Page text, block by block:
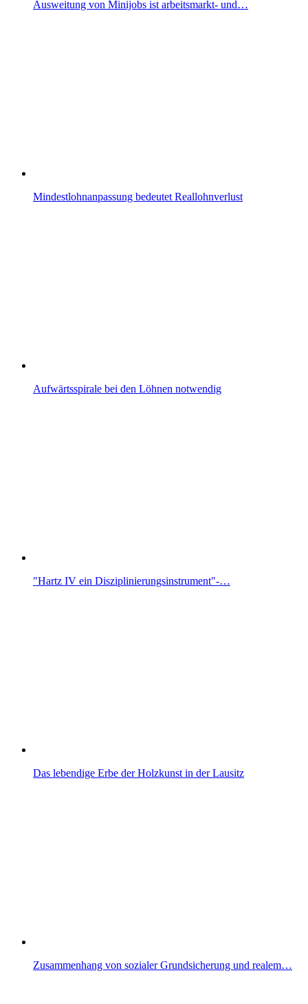
Ausweitung von Minijobs ist arbeitsmarkt- und…
Mindestlohnanpassung bedeutet Reallohnverlust
Aufwärtsspirale bei den Löhnen notwendig
"Hartz IV ein Disziplinierungsinstrument"-…
Das lebendige Erbe der Holzkunst in der Lausitz
Zusammenhang von sozialer Grundsicherung und realem…